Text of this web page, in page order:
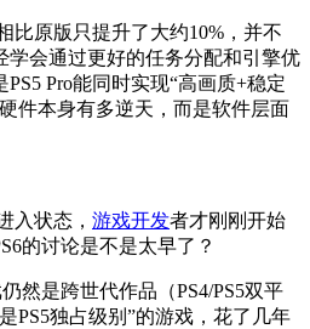
比原版只提升了大约10%，并不
学会通过更好的任务分配和引擎优
Pro能同时实现“高画质+稳定
件本身有多逆天，而是软件层面
入状态， 游戏开发者才刚刚开始
的讨论是不是太早了？
然是跨世代作品（PS4/PS5双平
PS5独占级别”的游戏，花了几年